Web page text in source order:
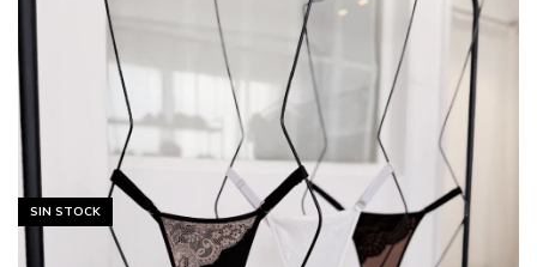
SIN STOCK